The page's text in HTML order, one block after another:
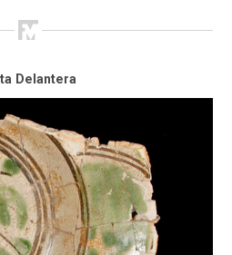
Delantera